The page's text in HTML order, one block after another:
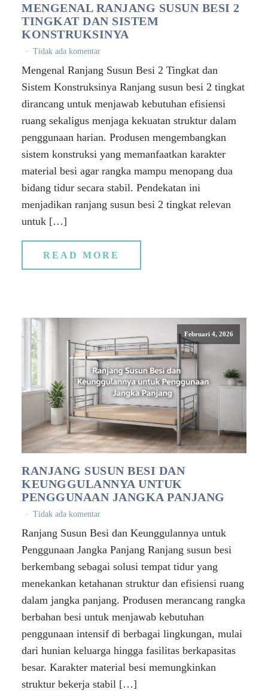
MENGENAL RANJANG SUSUN BESI 2
TINGKAT DAN SISTEM
KONSTRUKSINYA
Tidak ada komentar
Mengenal Ranjang Susun Besi 2 Tingkat dan
Sistem Konstruksinya Ranjang susun besi 2 tingkat
dirancang untuk menjawab kebutuhan efisiensi
ruang sekaligus menjaga kekuatan struktur dalam
penggunaan harian. Produsen mengembangkan
sistem konstruksi yang memanfaatkan karakter
material besi agar rangka mampu menopang dua
bidang tidur secara stabil. Pendekatan ini
menjadikan ranjang susun besi 2 tingkat relevan
untuk […]
READ MORE
Februari 4, 2026
RANJANG SUSUN BESI DAN
KEUNGGULANNYA UNTUK
PENGGUNAAN JANGKA PANJANG
Tidak ada komentar
Ranjang Susun Besi dan Keunggulannya untuk
Penggunaan Jangka Panjang Ranjang susun besi
berkembang sebagai solusi tempat tidur yang
menekankan ketahanan struktur dan efisiensi ruang
dalam jangka panjang. Produsen merancang rangka
berbahan besi untuk menjawab kebutuhan
penggunaan intensif di berbagai lingkungan, mulai
dari hunian keluarga hingga fasilitas berkapasitas
besar. Karakter material besi memungkinkan
struktur bekerja stabil […]